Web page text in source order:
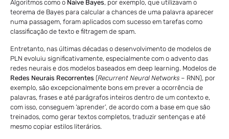
Algoritmos como o Naive Bayes, por exemplo, que utilizavam o
teorema de Bayes para calcular a chances de uma palavra aparecer
numa passagem, foram aplicados com sucesso em tarefas como
classificação de texto e filtragem de spam.
Entretanto, nas últimas décadas o desenvolvimento de modelos de
PLN evoluiu significativamente, especialmente com o advento das
redes neurais e dos modelos baseados em deep learning. Modelos de
Redes Neurais Recorrentes (Recurrent Neural Networks – RNN), por
exemplo, são excepcionalmente bons em prever a ocorrência de
palavras, frases e até parágrafos inteiros dentro de um contexto e,
com isso, conseguem ‘aprender’, de acordo com a base em que são
treinados, como gerar textos completos, traduzir sentenças e até
mesmo copiar estilos literários.